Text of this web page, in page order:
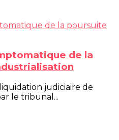
de la
judiciaire de
le tribunal...